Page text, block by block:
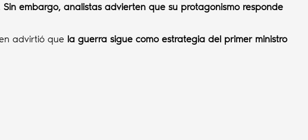
Sin embargo, analistas advierten que su protagonismo responde
advirtió que la guerra sigue como estrategia del primer ministro